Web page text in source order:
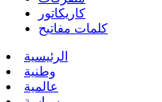
كاريكاتور
كلمات مفاتيح
الرئيسية
وطنية
عالمية